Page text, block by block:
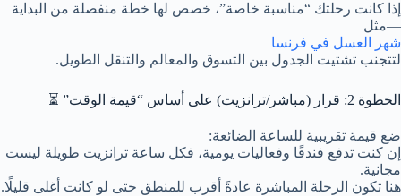
إذا كانت رحلتك “مناسبة خاصة”، خصص لها خطة منفصلة من البداية
—مثل
شهر العسل في فرنسا
لتتجنب تشتيت الجدول بين التسوق والمعالم والتنقل الطويل.
الخطوة 2: قرار (مباشر/ترانزيت) على أساس “قيمة الوقت” ⏳
ضع قيمة تقريبية للساعة الضائعة:
إن كنت تدفع فندقًا وفعاليات يومية، فكل ساعة ترانزيت طويلة ليست
مجانية.
هنا تكون الرحلة المباشرة عادةً أقرب للمنطق حتى لو كانت أغلى قليلًا.